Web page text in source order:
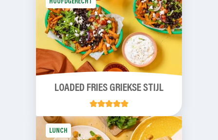
HOOFDGERECHT
LOADED FRIES GRIEKSE STIJL
LUNCH